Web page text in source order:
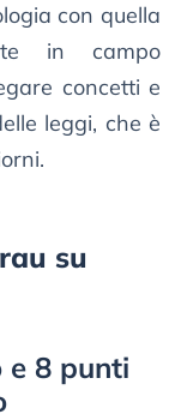
con quella
in campo
concetti e
leggi, che è
su
e 8 punti